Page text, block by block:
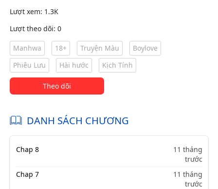
Lượt xem: 1.3K
Lượt theo dõi: 0
Manhwa 18+ Truyện Màu
Boylove
Phiêu Lưu
Hài hước Kịch Tính
Theo dõi
DANH SÁCH CHƯƠNG
Chap 8
11 tháng
trước
Chap 7
11 tháng
trước